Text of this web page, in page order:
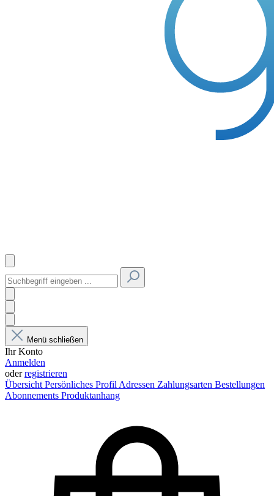
Menü schließen
Ihr Konto
Anmelden
oderregistrieren
Übersicht Persönliches Profil Adressen Zahlungsarten Bestellungen
Abonnements Produktanhang